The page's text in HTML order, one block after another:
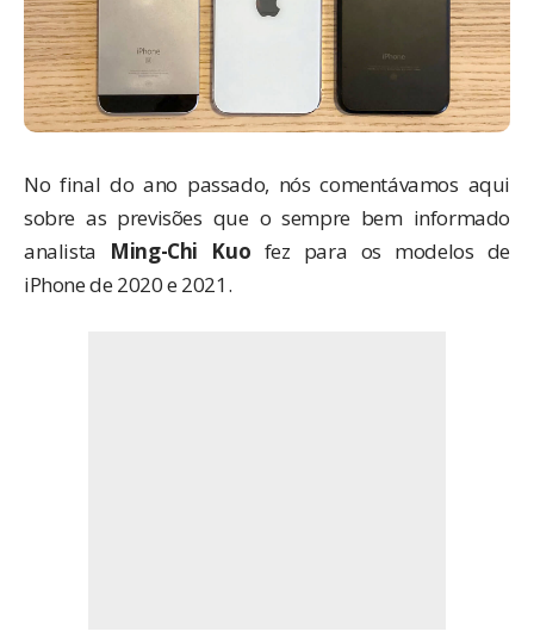
No final do ano passado, nóscomentávamos aqui
sobre as previsões que o sempre bem informado
analista Ming-Chi Kuo fez para os modelos de
iPhone de 2020 e 2021.